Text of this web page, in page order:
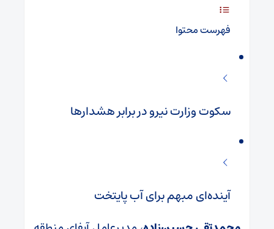
فهرست محتوا
سکوت وزارت نیرو در برابر هشدارها
آینده‌ای مبهم برای آب پایتخت